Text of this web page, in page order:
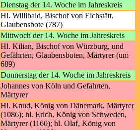
Dienstag der 14. Woche im Jahreskreis
Hl. Willibald, Bischof von Eichstätt,
Glaubensbote (787)
Mittwoch der 14. Woche im Jahreskreis
Hl. Kilian, Bischof von Würzburg, und
Gefährten, Glaubensboten, Märtyrer (um
689)
Donnerstag der 14. Woche im Jahreskreis
Johannes von Köln und Gefährten,
Märtyrer
Hl. Knud, König von Dänemark, Märtyrer
(1086); hl. Erich, König von Schweden,
Märtyrer (1160); hl. Olaf, König von